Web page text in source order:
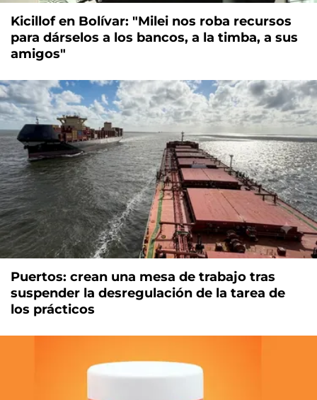
Kicillof en Bolívar: "Milei nos roba recursos
para dárselos a los bancos, a la timba, a sus
amigos"
Puertos: crean una mesa de trabajo tras
suspender la desregulación de la tarea de
los prácticos